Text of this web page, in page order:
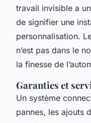
travail invisible a
de signifier une
personnalisation.
n’est pas dans le
la finesse de
Garanties et
Un système
pannes, les ajouts